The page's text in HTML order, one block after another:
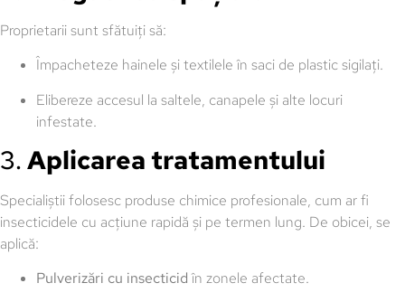
Proprietarii sunt sfătuiți să:
Împacheteze hainele și textilele în saci de plastic sigilați.
Elibereze accesul la saltele, canapele și alte locuri
infestate.
3.Aplicarea tratamentului
Specialiștii folosesc produse chimice profesionale, cum ar fi
insecticidele cu acțiune rapidă și pe termen lung. De obicei, se
aplică:
Pulverizări cu insecticidîn zonele afectate.